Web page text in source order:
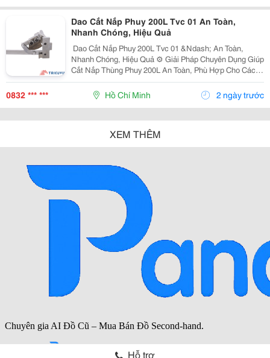
Dao Cắt Nắp Phuy 200L Tvc 01 An Toàn,
Nhanh Chóng, Hiệu Quả
️ Dao Cắt Nắp Phuy 200L Tvc 01 &Ndash; An Toàn,
Nhanh Chóng, Hiệu Quả ⚙️ Giải Pháp Chuyên Dụng Giúp
Cắt Nắp Thùng Phuy 200L An Toàn, Phù Hợp Cho Các
Môi Trường Làm Việc Với Hóa Chất, Dung Môi Và Chất
Dễ Cháy. ✨ Ưu Điểm Nổi Bật: ✅ Thiết Kế Hạn Chế...
0832 *** *** Hồ Chí Minh 2 ngày trước
XEM THÊM
Hỗ trợ